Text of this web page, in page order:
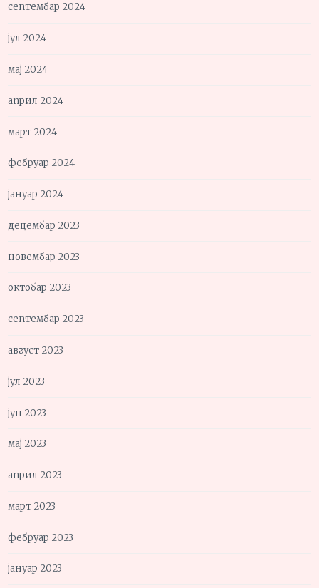
септембар 2024
јул 2024
мај 2024
април 2024
март 2024
фебруар 2024
јануар 2024
децембар 2023
новембар 2023
октобар 2023
септембар 2023
август 2023
јул 2023
јун 2023
мај 2023
април 2023
март 2023
фебруар 2023
јануар 2023